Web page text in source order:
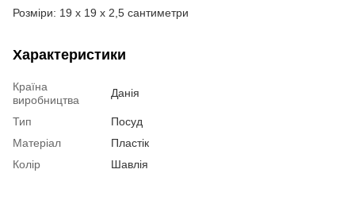
Розміри: 19 x 19 x 2,5 сантиметри
Характеристики
Країна
виробництва
Данія
Тип
Посуд
Матеріал
Пластік
Колір
Шавлія